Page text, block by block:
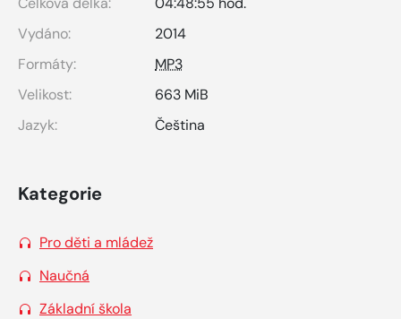
Vydáno:
2014
Formáty:
MP3
Velikost:
663 MiB
Jazyk:
Čeština
Kategorie
Pro děti a mládež
Naučná
Základní škola